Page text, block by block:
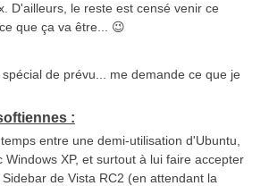
D'ailleurs, le reste est censé venir ce
que ça va être... 😉
de prévu... me demande ce que je
:
entre une demi-utilisation d'Ubuntu,
Windows XP, et surtout à lui faire accepter
de Vista RC2 (en attendant la